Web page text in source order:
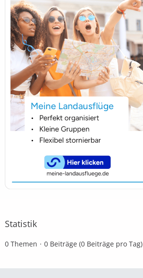
Statistik
0 Themen 0 Beiträge (0 Beiträge pro Tag)